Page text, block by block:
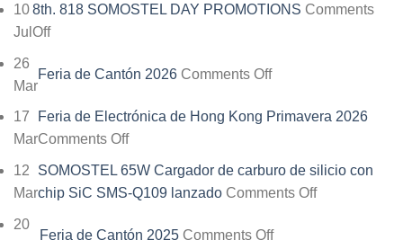
10
Jul
8th. 818 SOMOSTEL DAY PROMOTIONS Comments
Offon
818
DAY
PROMOTIONS
26
Mar
Feria de Cantón 2026 Comments Offon
de
2026
17
Mar
Feria de Electrónica de Hong Kong Primavera 2026
Comments Offon
Feria
de
de
12
Mar
SOMOSTEL 65W Cargador de carburo de silicio con
chip SiC SMS-Q109 lanzado Comments Offon
20
Feria de Cantón 2025 Comments Offon